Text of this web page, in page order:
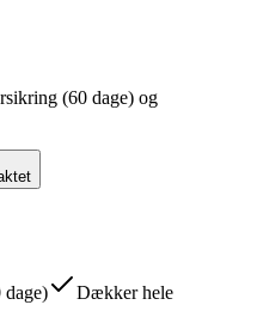
(60 dage) og
Dækker hele